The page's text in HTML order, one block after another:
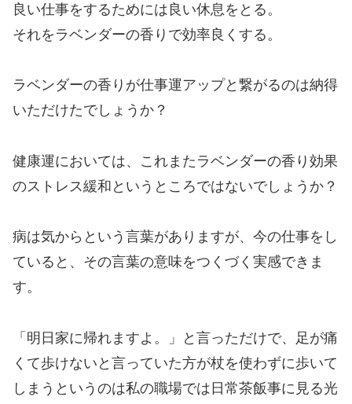
良い仕事をするためには良い休息をとる。
それをラベンダーの香りで効率良くする。
ラベンダーの香りが仕事運アップと繋がるのは納得
いただけたでしょうか？
健康運においては、これまたラベンダーの香り効果
のストレス緩和というところではないでしょうか？
病は気からという言葉がありますが、今の仕事をし
ていると、その言葉の意味をつくづく実感できま
す。
「明日家に帰れますよ。」と言っただけで、足が痛
くて歩けないと言っていた方が杖を使わずに歩いて
しまうというのは私の職場では日常茶飯事に見る光